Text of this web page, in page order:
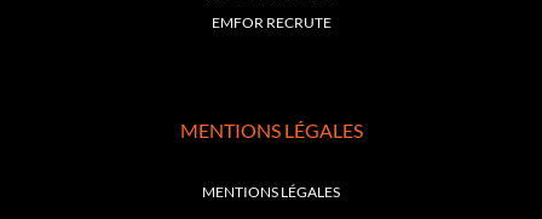
EMFOR RECRUTE
MENTIONS LÉGALES
MENTIONS LÉGALES